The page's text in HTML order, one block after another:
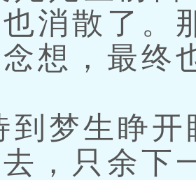
消散了。
想，最终
梦生睁开
，只余下